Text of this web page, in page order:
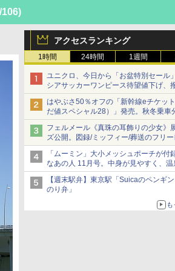
106)
アクセスランキング
1時間 24時間 1週間
ユニクロ、今日から「お盆特別セール
シアサッカーワンピース待望値下げ、
ショーツは1990円に
はやぶさ50％オフの「新幹線eチケッ
だ値スペシャル28）」発売。秋冬乗車
ねっと限定
フェルメール《真珠の耳飾りの少女》
ズ公開。図録/ミッフィー/葬送のフリ
か、注目ブランドコラボが実現
「ムーミン」大小メッシュポーチが付
なあの人 11月号。中身が見やすく、温
も使える
【週末駅弁】東京駅「Suicaのペンギ
のり弁」